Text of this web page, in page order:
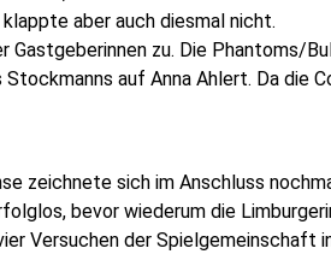
aber auch diesmal nicht.
zu. Die Phantoms/
auf Anna Ahlert. Da die
zeichnete sich im Anschluss
bevor wiederum die
Versuchen der Spielgemeinschaft